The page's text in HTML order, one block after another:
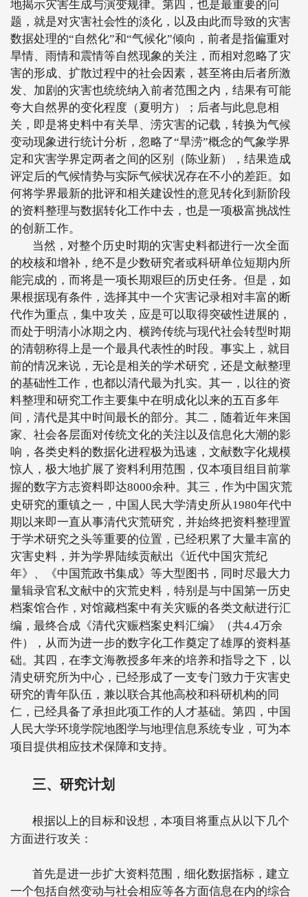
地揭示灾害生成与演变规律。第四，也是最重要的问
题，就是对灾害社会性的淡化，以及由此而导致的灾害
数据处理的“自然化”和“气候化”倾向，前者是指偏重对
旱情、雨情和震情等自然现象的关注，而相对忽略了灾
害的形成、扩散过程中的社会因素，甚至将由后者所激
发、加剧的灾害也统统纳入前者范围之内，结果有可能
夸大自然界的变化程度（夏明方）；后者与此息息相
关，即是将史料中有关旱、涝灾害的记载，转换为气候
变动现象进行统计分析，忽略了“旱涝”概念的气象学界
定和灾害学界定两者之间的区别（陈业新），结果造成
评定后的气候情势与实际气候状况存在不小的差距。如
何将学界最新的批评和相关建设性的意见转化到新阶段
的资料整理与数据转化工作中去，也是一项极富挑战性
的创新工作。
当然，对整个历史时期的灾害史料都进行一次全面
的校核和增补，绝不是少数研究者或科研单位短期内所
能完成的，而将是一项长期艰巨的历史任务。但是，如
果根据现有条件，选择其中一个灾害记录相对丰富的断
代作为重点，集中攻关，应是可以取得突破性进展的，
而处于明清小冰期之内、横跨传统与现代社会转型时期
的清朝称得上是一个最具代表性的时段。事实上，就目
前的情况来说，无论是相关的学术研究，还是文献整理
的基础性工作，也都以清代最为扎实。其一，以往的资
料整理和研究工作主要集中在明成化以来的五百多年
间，清代是其中时间最长的部分。其二，随着近年来国
家、社会各层面对传统文化的关注以及信息化大潮的影
响，各类史料的数据化进程极为迅速，文献数字化规模
惊人，极大地扩展了资料利用范围，仅本项目组目前掌
握的数字方志资料即达8000余种。其三，作为中国灾荒
史研究的重镇之一，中国人民大学清史所从1980年代中
期以来即一直从事清代灾荒研究，并始终把资料整理置
于学术研究之头等重要的位置，已经积累了大量丰富的
灾害史料，并为学界陆续贡献出《近代中国灾荒纪
年》、《中国荒政书集成》等大型图书，同时尽最大力
量辑录官私文献中的灾荒史料，特别是与中国第一历史
档案馆合作，对馆藏档案中有关灾赈的各类文献进行汇
编，最终合成《清代灾赈档案史料汇编》（共4.4万余
件），从而为进一步的数字化工作奠定了雄厚的资料基
础。其四，在李文海教授多年来的培养和指导之下，以
清史研究所为中心，已经形成了一支专门致力于灾害史
研究的青年队伍，兼以联合其他高校和科研机构的同
仁，已经具备了承担此项工作的人才基础。第四，中国
人民大学环境学院地图学与地理信息系统专业，可为本
项目提供相应技术保障和支持。
三、研究计划
根据以上的目标和设想，本项目将重点从以下几个
方面进行攻关：
首先是进一步扩大资料范围，细化数据指标，建立
一个包括自然变动与社会相应等各方面信息在内的综合